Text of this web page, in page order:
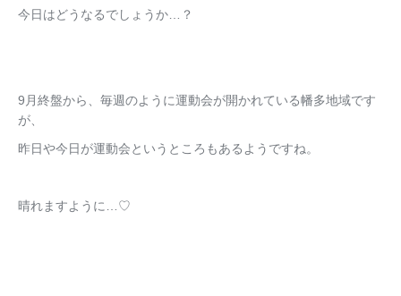
今日はどうなるでしょうか…？
9月終盤から、毎週のように運動会が開かれている幡多地域です
が、
昨日や今日が運動会というところもあるようですね。
晴れますように…♡